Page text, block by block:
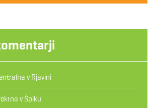
v Rjavini
v Špiku